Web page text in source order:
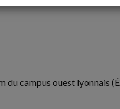
campus ouest lyonnais